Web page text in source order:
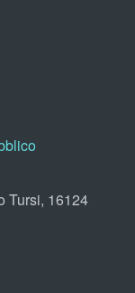
Tursi, 16124